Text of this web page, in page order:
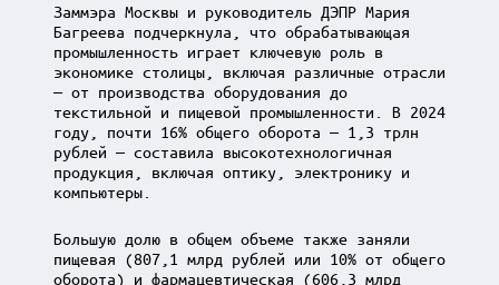
Заммэра Москвы и руководитель ДЭПР Мария
Багреева подчеркнула, что обрабатывающая
промышленность играет ключевую роль в
экономике столицы, включая различные отрасли
— от производства оборудования до
текстильной и пищевой промышленности. В 2024
году, почти 16% общего оборота — 1,3 трлн
рублей — составила высокотехнологичная
продукция, включая оптику, электронику и
компьютеры.
Большую долю в общем объеме также заняли
пищевая (807,1 млрд рублей или 10% от общего
оборота) и фармацевтическая (606,3 млрд